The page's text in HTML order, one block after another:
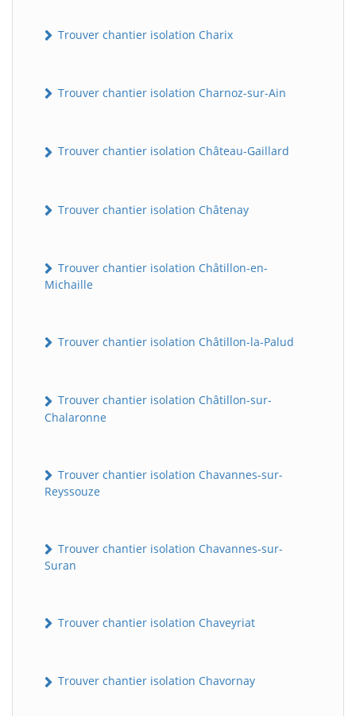
Trouver chantier isolation Charix
Trouver chantier isolation Charnoz-sur-Ain
Trouver chantier isolation Château-Gaillard
Trouver chantier isolation Châtenay
Trouver chantier isolation Châtillon-en-
Michaille
Trouver chantier isolation Châtillon-la-Palud
Trouver chantier isolation Châtillon-sur-
Chalaronne
Trouver chantier isolation Chavannes-sur-
Reyssouze
Trouver chantier isolation Chavannes-sur-
Suran
Trouver chantier isolation Chaveyriat
Trouver chantier isolation Chavornay